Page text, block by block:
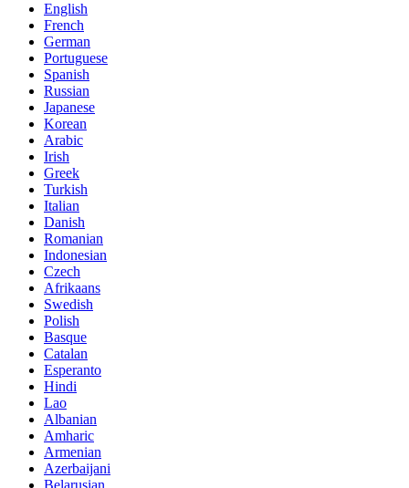
English
French
German
Portuguese
Spanish
Russian
Japanese
Korean
Arabic
Irish
Greek
Turkish
Italian
Danish
Romanian
Indonesian
Czech
Afrikaans
Swedish
Polish
Basque
Catalan
Esperanto
Hindi
Lao
Albanian
Amharic
Armenian
Azerbaijani
Belarusian